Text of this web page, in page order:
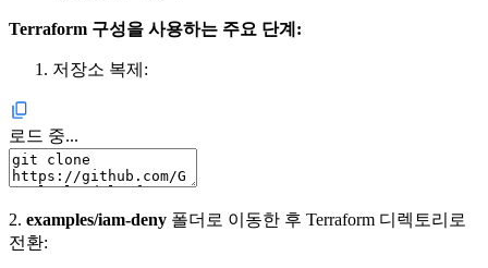
Terraform 구성을 사용하는 주요 단계:
저장소 복제:
로드 중...
2. examples/iam-deny 폴더로 이동한 후 Terraform 디렉토리로
전환: